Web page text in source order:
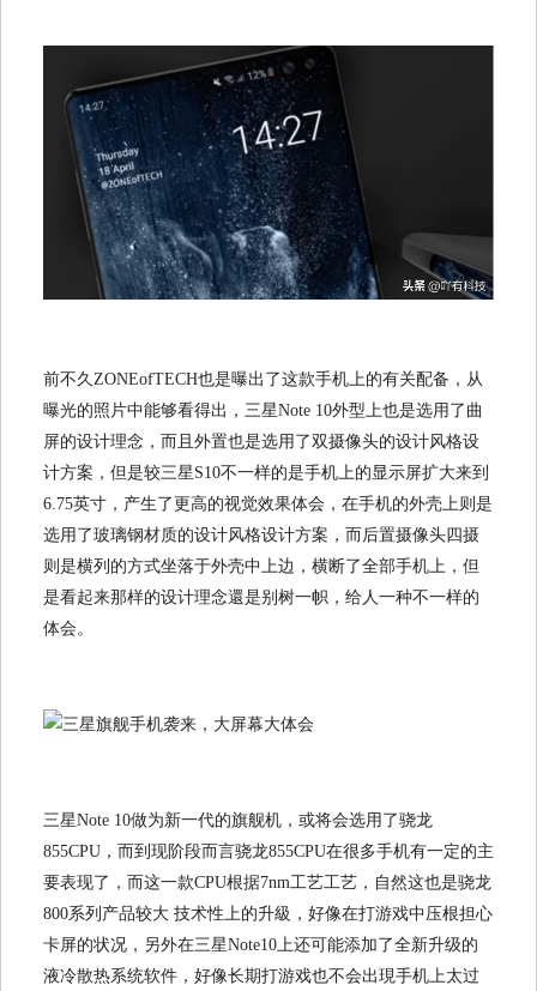
前不久ZONEofTECH也是曝出了这款手机上的有关配备，从
曝光的照片中能够看得出，三星Note 10外型上也是选用了曲
屏的设计理念，而且外置也是选用了双摄像头的设计风格设
计方案，但是较三星S10不一样的是手机上的显示屏扩大来到
6.75英寸，产生了更高的视觉效果体会，在手机的外壳上则是
选用了玻璃钢材质的设计风格设计方案，而后置摄像头四摄
则是横列的方式坐落于外壳中上边，横断了全部手机上，但
是看起来那样的设计理念還是别树一帜，给人一种不一样的
体会。
三星Note 10做为新一代的旗舰机，或将会选用了骁龙
855CPU，而到现阶段而言骁龙855CPU在很多手机有一定的主
要表现了，而这一款CPU根据7nm工艺工艺，自然这也是骁龙
800系列产品较大 技术性上的升級，好像在打游戏中压根担心
卡屏的状况，另外在三星Note10上还可能添加了全新升级的
液冷散热系统软件，好像长期打游戏也不会出現手机上太过